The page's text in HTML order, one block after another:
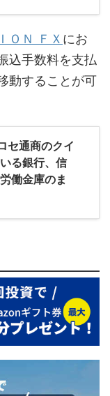
ＯＮ ＦＸ にお
込手数料を支払
動することが可
セ通商のクイ
る銀行、信
働金庫のま